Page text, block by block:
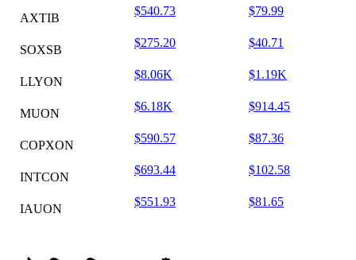
AXTIB
$540.73 $79.99
SOXSB
$275.20 $40.71
LLYON
$8.06K $1.19K
MUON
$6.18K $914.45
COPXON
$590.57 $87.36
INTCON
$693.44 $102.58
IAUON
$551.93 $81.65